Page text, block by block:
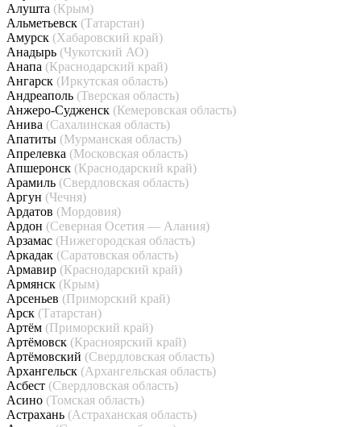
Алушта (Крым)
Альметьевск (Татарстан)
Амурск (Хабаровский край)
Анадырь (Чукотский АО)
Анапа (Краснодарский край)
Ангарск (Иркутская область)
Андреаполь (Тверская область)
Анжеро-Судженск (Кемеровская область)
Анива (Сахалинская область)
Апатиты (Мурманская область)
Апрелевка (Московская область)
Апшеронск (Краснодарский край)
Арамиль (Свердловская область)
Аргун (Чечня)
Ардатов (Мордовия)
Ардон (Северная Осетия — Алания)
Арзамас (Нижегородская область)
Аркадак (Саратовская область)
Армавир (Краснодарский край)
Армянск (Крым)
Арсеньев (Приморский край)
Арск (Татарстан)
Артём (Приморский край)
Артёмовск (Красноярский край)
Артёмовский (Свердловская область)
Архангельск (Архангельская область)
Асбест (Свердловская область)
Асино (Томская область)
Астрахань (Астраханская область)